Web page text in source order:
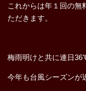
これからは年１回の無
ただきます。
梅雨明けと共に連日
今年も台風シーズンが